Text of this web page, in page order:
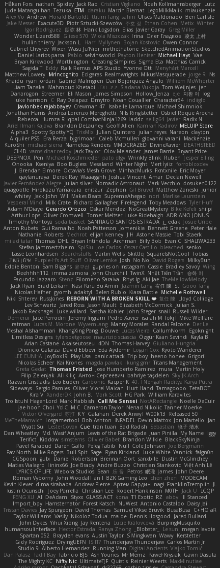
Håkan Fors nathan Spidey Jack Rao Cristian Vigliano Noah Kollmannsberger Lutz
Jude Matanguihan Tezuka ETM daraku Marcin Biernat LegoMilkMalik miaukenzie
Alex Vo Andrew Horald Bartoldt ttitim Tang sahin Ulises Maldonado Ben Carlisle
Jake Messer Exacute3D Piotr Sztucki-Szewców 주호 정 Ethan Cohen Metix Winter
Igor Rodriguez
朋弥 林 Hank Logsdon Elias Javier Garay Greg Miller
Wonder Lizard588
Gliese 570 Wiola Miszczak Irina Олег Гладков 凌太 上村
hullin thierry Jackson L. Harri Myllynen Bojan Kostovic Owen Connor
Gabriel Chvyrev Wixer Wasu Ju'Nior mrthethatone SketchedAnimationStudios
Daniel Larios-parra
Pablo selvinsworld Payton Heniser Michael Hays Vae
Bryan Kirkwood Worthington Creating Simpires Sigma Eta Matthias Carrick
Sagida T Eddy Raik Remus APS Studio Yvonne Ott Menyhárt Marcell
Matthew Lowery MrIncognito Ed garas Realmwrights MikusMasquerade jorge R
Ns
Khaidu ryan jordan Gabriel Malmgren Dan Bojorquez Angulo Williem McWhorter
Liam Tanaka
Mahmoud Khetabi יניב חלה Sladana Vukoja Tom Weijnjes jen
Danarogon Streemer Eli Mason James Simpson Hollow_Jenza eje 지환 이 log
luke harrison
C Ray Delapaz Dmytro Noah Couallier Character34 indiiglo
Javlonbek rajabbayev Crewman 47 Isabelle Lamarque Michael Shimniok
Jonathan Harris Andrea Lorenzo Mereghetti Nils Ringlstetter Osbiel Roque Arocha
Rebecca Humza R Iqbal CombatNinja1269 laddc sellig64 Javier Radix N
Ariel Ilmari Kajava Brandon DeLauney Geoff Allen Kamran Kadirov MELUIP Store
Alpha3 Spotty Spotty YQ TrixMix Julian Quintero julian reyes Nareon claytpn
Alquiler PS5
Era Rerza bjgrimoari Caleb Mcmullen giovanni varani
Mackenzie
KuroShi
michael sierra Nameless Renders MMDCRAZED DivineXavier DEATHSTEED
Cli4D vamsidhar reddy Jack Taylor Olov Melander James Barrie Bryant Price
DEEPNOX Pen Michael Koschmieder pato dlgv Wrinkly Blink Ruben
Jesper Elling
Onooka
Kseniya Boo Bugless Mesaland Winter Night Mert İyiiz forrobloxdev
J. Brendan Elmore Octavia's Mesh Grove MinhazMurks Fxntxnile Eric Moyer
qaylanuraya
Derek Ray Waaagghh Joshua Vincent Amar Declan Newell
Javier Fernández Alegre julian silver Nomadic Astronaut Mark Vecchio dosuken0122
quagootle Hirokazu Yamakura enitzur Zephon Gil Bruvel Matthew Zaneski junior
whitey Jack John Will Makes Beats SupremeAhegao nori
Marlise Launstein
Vesperal Mind
Milk Crate Richard Gallagher Firelegend Toby Meadows Tyler Huff
Adam N'Diaye Gerardo Orozco Oskar Mendez NoGreatMystery Bike Kefeli shiipi
Arthur Lops Oliver Cromwell Tomer Meltser Luke Ridehalgh ADRIANO JONUS
Timothy Montoya soda basket SANTIAGO SANTOS ESTRADA j_ edak Josue Uribe
Anton Rubets Gui Ramalho Noah Patterson Jomenikia Bennett Greene Peter Hale
Nathaniel Roberts Mechrot elijah kenney J H Astone Massie Tobi Staerk
milad tatar Thomas DHL Bryan Intindola Archman Billy Bob Evan C SHALIWA233
Stefan Jammertzheim
SpiSlu Joe Carlos Oscar Castillo bleached senko
Lasse Leonhardsen 3darchstuffs Martin Wells Skittlq SquareIsNotCool Tobias
אילון קשת
Purple-H's Art Stuff Oliver Lemke Josh No No David Rogers MilkyBun
Eddie Benton Sam Biggins 윤구선 gupries on Instagram Cassie Bradley Savoy Wing
Beehhhh112 imma zamora John Churchill TwinX Nhật Tiến Trần
승하 이
Facundo Lazzaro Stenz Filomeno Saraiva Rhys lg Aki Jae TheMellowMelody
Jack Ryan Brad Leikam Nasi Paru Bu Amin Jazmin Lang 宥任 陳 St Gooo Tang
Nicolas Hafner gyomh adaktyl Belen Rubio Kiara Battle Michelle Rothwell
Niki Shterev RussJones REBORN WITH A BROKEN SKILL ❤️ 复任 陳 Lloyd Collidge
Lev Schwartz Jared Ross Jason Mault Elizabeth McCormick Julian S.
Jakob Recknagel Luke willard Sascha Kohler John Steger snail Russell Wilder
Demerui
Jace Perrodin Jeremy Ingram Pedro Xavier isaiah M lokjl
Mike Wellfare
ratman Lucas M. Morone WyvernLang Manny Morales Randal Falcone Der Le
Meshal Alshammari
KhangXing Pang Douwe Lucas Vieira CallumNorm
Egoknight
Limitless Designs tylerspetgoose maurizio sciascia Özgür Kaan Sevindi Kayla B
Arian Castane Akaiseutoseu 4DN Thomas Harvey Giuliano Hungria
Dionicio Galarza David Ebbevi Eda Aydemir Logan Cox Kyoto Wanderer
LEE EUNHA JoyBox19 Play Usa panic attack Trip boy heeno honee Grigorii
Nicolas Scheer Kai Krones magda pawlak ikung gmr Titans Management
Greta Gedat Thomas Fristed Jose Humberto Ramirez mura Martin Holy
Filip Zelenjak Ali Kılıç Антон Сергеевич bahriye taşdelen Sky JK Arch
Razvan Cristiadis Leo Euden Carbonic Kacper K 40. I Nengah Raditya Karya Putra
Sideways Sergio Pamies Oliver Viorel Vlaican Hurt Hand Tamagoooo TetaBOT
Kira V XanderDK John B. Mark Scott HG Park William Karavites
Trollstuhl HagenLord Mark Habbish Call Me Sensei NotARectangle Noelle DeCuir
jae hoon Choi Yd C M C Cameron Taylor Nenad Nikolic Tanner Moerke
Victor Ofvergard 苏打 K Y Galahan Derek Anwyl W00k13 Released 50
MeTheManwich
iosgamertool Bob Ashton INFADEL Devin Mattox Jon Martello
Jan
Wyatt Sui
LesterCovax Cue tran tuan Bad Radish Sebastian 暁子 清水
Dan Wheatley Md. Wasif Anjum Lewis of the Rat Brigade Juan Pinilla My Name Iggy
Terifict Kiddow simsterns Olivier Babet Brandon Wilkie BlackSkyNinja
Pavel Karapud Daren Gallo Peleg Tabib Null Cole Johnson Joe Bergmann
Pav North Mike Rogers Bull Spit Sage Ryan Kirkland Luke White Yannick falgn0n
CGSpoon gubi Daniel Robertson Brennan Oort sanxbile Dustin McGlinchey
Matias Vialagro
lininx66 Joe Brady Andre Buzzo Christian Stankovic Việt Anh Lê
LYRICS OF LIFE Webora Studios Sean 乐 音 Petros 眠瓏 James John Deere
Roman Vyborny John Woodall an l BZK Gaming Leo chen zhen
MODECAM
Kevin Klever dima sirababa Andrew Pierce Артем Бардин nagi FranklinTremplin JL
Iustin Ocunschi
Joey Parrella Christian Lee Robert Hankinson M0TH Jack Ü
LCQP
FENG XU Ali DeAdam Styxx GLASS ACT kona T1 Exotic RZ abby! ll Stanced
Import_bpy Hamsternator Forest Katsch NuWest Antonio Castaldo Daisy Jai
Tristan Davies Jay Spurgeon David Thomas Samuel Vikse Bruvik BusaBusa C+HO aR
Taylor Williams Vasily Nikoloz Todua ma de Dennis Hosgood
Jared Bullard
John Dykes Yihui Xiong Jay Renteria Lucie Královcová BurpingMusquito
humansoulinterface Hector Estrada Ranya Zhong _Blobster_ Le sun
megan lavoie
Spartan 052 Brayden evans Austin Taylor S Mingkwan Wawy Kerstetter
Gicly Rodríguez DryingUEFN IS IT? Thunderjaw Thunderjaw Carlos Martin Jr
Studio 9 Alberto Hernandez Running Man Digital Ancients Vlajko Tomić
Dan Palasz Fadil Bay Fabricio BJS Ash Younes Mr Memz Paweł Krysiak Gavin Dasuta
The Mighty KC Nifty Nic UltimateTJF Quistis Reinier Weerts MaxMinutiae